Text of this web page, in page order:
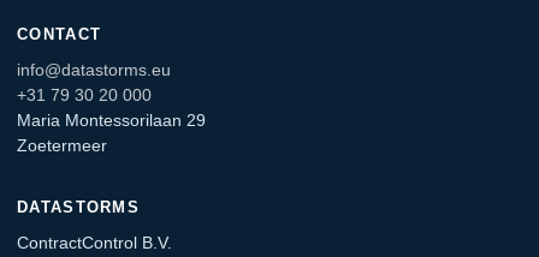
CONTACT
info@datastorms.eu
+31 79 30 20 000
Maria Montessorilaan 29
Zoetermeer
DATASTORMS
ContractControl B.V.